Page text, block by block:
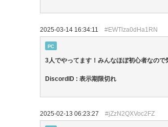
2025-03-14 16:34:11 #EWTlza0dHa1RN
PC
3人でやってます！みんなほぼ初心者なので
DiscordID : 表示期限切れ
2025-02-13 06:23:27 #jZzN2QXVoc2FZ